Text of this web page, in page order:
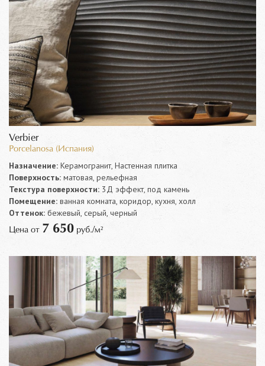
Verbier
Porcelanosa (Испания)
Назначение: Керамогранит, Настенная плитка
Поверхность: матовая, рельефная
Текстура поверхности: 3Д эффект, под камень
Помещение: ванная комната, коридор, кухня, холл
Оттенок: бежевый, серый, черный
Цена от 7 650 руб./м²